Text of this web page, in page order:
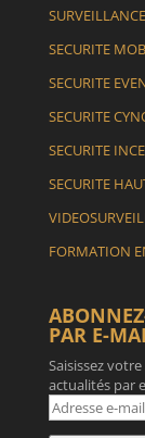
SECURITE
SECURITE
SECURITE
SECURITE
SECURITE
FORMATION
PAR E-
Saisissez
actualités par
Adresse
e-